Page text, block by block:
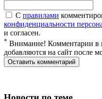
С правилами
конфиденциальности
и согласен.
* Внимание! Комментарии в
добавляются на сайт после